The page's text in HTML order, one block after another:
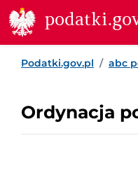
Przejdź do treści
Przejdź do wyszukiwarki
Przejdź do stopki
Podatki.gov.pl abc
Ordynacja